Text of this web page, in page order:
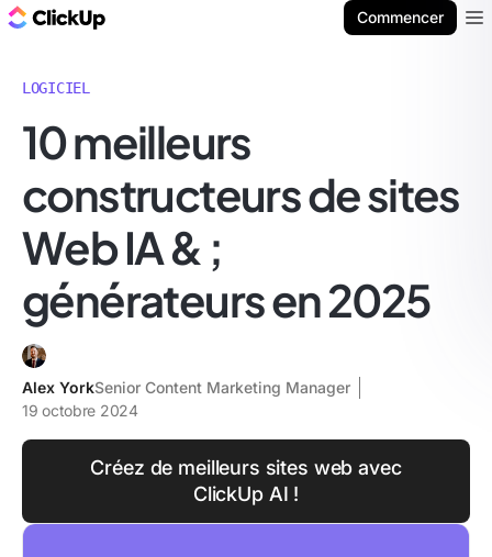
Commencer
LOGICIEL
10 meilleurs
constructeurs de sites
Web IA & ;
générateurs en 2025
Alex YorkSenior Content Marketing Manager
19 octobre 2024
Créez de meilleurs sites web avec
ClickUp AI !